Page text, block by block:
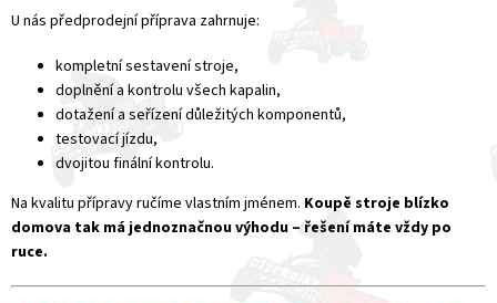
U nás předprodejní příprava zahrnuje:
kompletní sestavení stroje,
doplnění a kontrolu všech kapalin,
dotažení a seřízení důležitých komponentů,
testovací jízdu,
dvojitou finální kontrolu.
Na kvalitu přípravy ručíme vlastním jménem. Koupě stroje blízko
domova tak má jednoznačnou výhodu – řešení máte vždy po
ruce.